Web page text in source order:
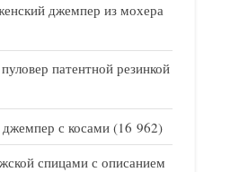
джемпер из мохера
патентной резинкой
с косами (16 962)
спицами с описанием